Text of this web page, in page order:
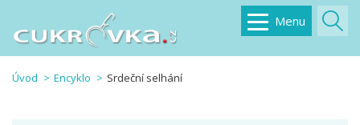
Menu
Úvod Encyklo Srdeční selhání